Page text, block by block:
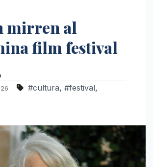
mirren al
film festival
#cultura, #festival,